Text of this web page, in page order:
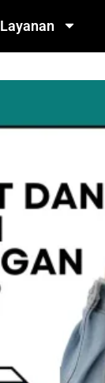
Layanan